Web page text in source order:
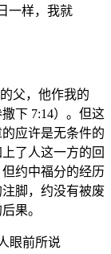
一样，我就
父，他作我的
下 7:14）。但这
应许是无条件的
了人这一方的回
约中福分的经历
脚，约没有被废
果。
眼前所说